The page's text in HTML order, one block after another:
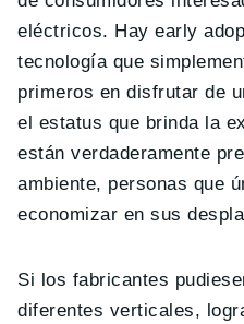
eléctricos. Hay early
tecnología que
primeros en disfrutar de
el estatus que brinda la
están verdaderamente
ambiente, personas que
economizar en sus
Si los fabricantes
diferentes verticales,